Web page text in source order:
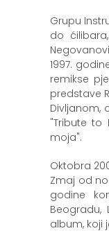
Grupu
do
1997.
remikse
predstave
Divljanom,
"Tribute to
moja".
Oktobra
Zmaj od
godine
Beogradu,
album, koji